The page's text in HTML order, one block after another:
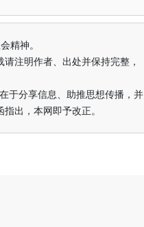
精神。
注明作者、出处并保持完整，
于分享信息、助推思想传播，并
出，本网即予改正。